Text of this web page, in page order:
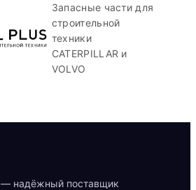
Запасные части для
строительной
техники
CATERPILLAR и
VOLVO
— надёжный поставщик